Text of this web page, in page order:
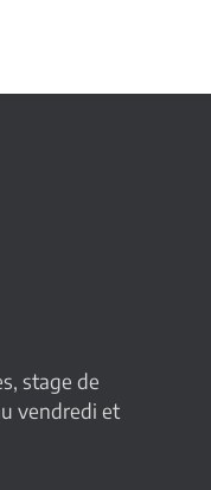
stage de
vendredi et